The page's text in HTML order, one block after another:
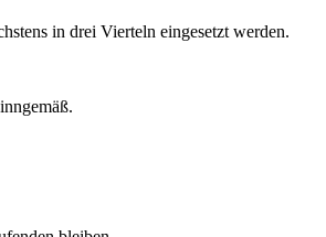
in drei Vierteln eingesetzt werden.